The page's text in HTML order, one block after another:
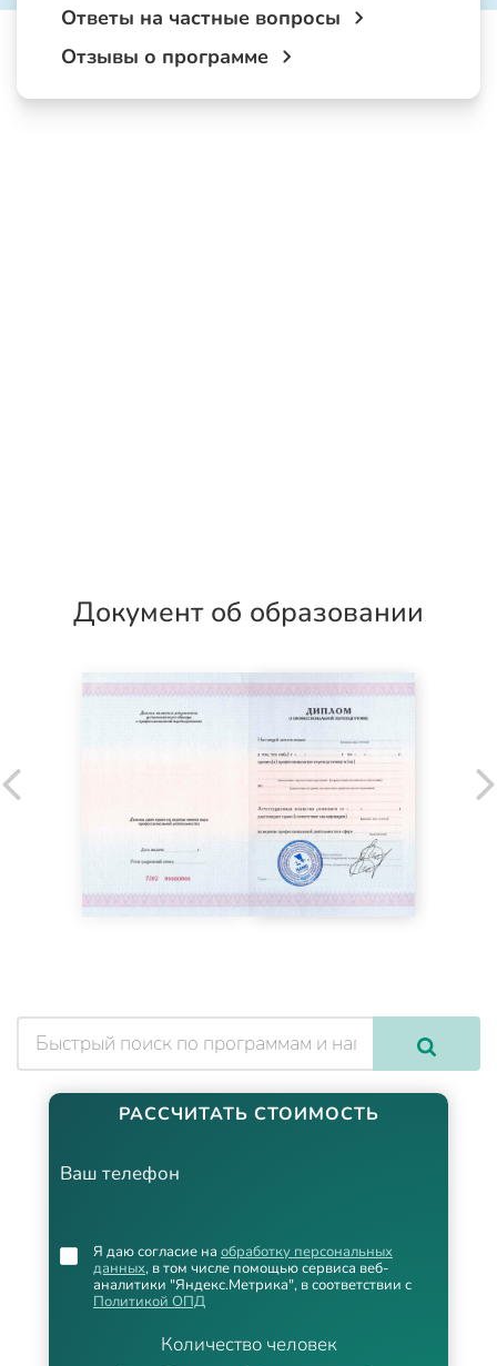
Ответы на частные вопросы
Отзывы о программе
Документ об образовании
РАССЧИТАТЬ СТОИМОСТЬ
Ваш телефон
Количество человек
Я даю согласие на обработку персональных
данных, в том числе помощью сервиса веб-
аналитики "Яндекс.Метрика", в соответствии с
Политикой ОПД